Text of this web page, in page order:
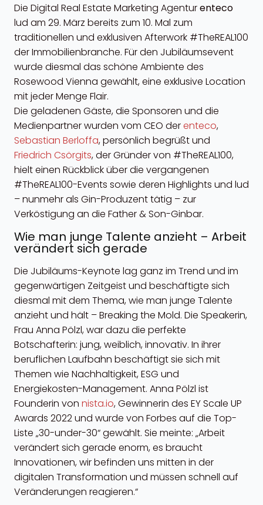
Die Digital Real Estate Marketing Agenturenteco
lud am 29. März bereits zum 10. Mal zum
traditionellen und exklusiven Afterwork #TheREAL100
der Immobilienbranche. Für den Jubiläumsevent
wurde diesmal das schöne Ambiente des
Rosewood Vienna gewählt, eine exklusive Location
mit jeder Menge Flair.
Die geladenen Gäste, die Sponsoren und die
Medienpartner wurden vom CEO derenteco,
Sebastian Berloffa, persönlich begrüßt und
Friedrich Csörgits, der Gründer von #TheREAL100,
hielt einen Rückblick über die vergangenen
#TheREAL100-Events sowie deren Highlights und lud
– nunmehr als Gin-Produzent tätig – zur
Verköstigung an die Father & Son-Ginbar.
Wie man junge Talente anzieht – Arbeit
verändert sich gerade
Die Jubiläums-Keynote lag ganz im Trend und im
gegenwärtigen Zeitgeist und beschäftigte sich
diesmal mit dem Thema, wie man junge Talente
anzieht und hält – Breaking the Mold. Die Speakerin,
Frau Anna Pölzl, war dazu die perfekte
Botschafterin: jung, weiblich, innovativ. In ihrer
beruflichen Laufbahn beschäftigt sie sich mit
Themen wie Nachhaltigkeit, ESG und
Energiekosten-Management. Anna Pölzl ist
Founderin von nista.io, Gewinnerin des EY Scale UP
Awards 2022 und wurde von Forbes auf die Top-
Liste „30-under-30“ gewählt. Sie meinte: „Arbeit
verändert sich gerade enorm, es braucht
Innovationen, wir befinden uns mitten in der
digitalen Transformation und müssen schnell auf
Veränderungen reagieren.“